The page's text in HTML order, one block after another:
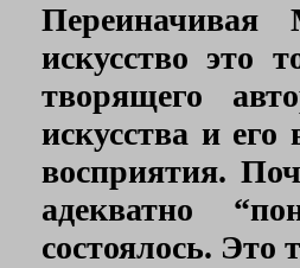
искусство это
творящего
искусства и его
восприятия.
адекватно
состоялось. Это